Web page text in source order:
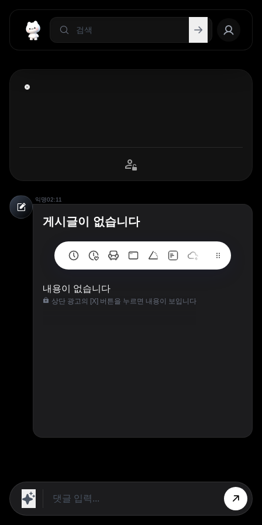
익명02:11
게시글이 없습니다
내용이 없습니다
상단 광고의 [X] 버튼을 누르면 내용이 보입니다